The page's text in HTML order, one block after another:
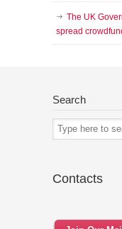
The UK
spread
Search
Contacts